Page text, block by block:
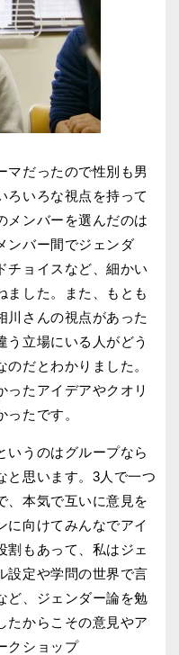
マだったので性別も男
ろいろな視点を持って
メンバーを選んだのは
ンバー間でジェンダ
チョイスなど、細かい
ました。また、もとも
川さんの視点があった
う立場にいる人がどう
だとわかりました。
ったアイデアやクオリ
たです。
いうのはグループなら
と思います。3人で一つ
、本気で互いに意見を
に向けてみんなでアイ
割もあって、私はジェ
設定や学問の世界で言
ど、ジェンダー論を勉
たからこその意見やア
クショップ